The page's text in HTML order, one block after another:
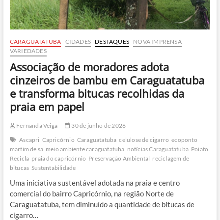
CARAGUATATUBA CIDADES DESTAQUES
NOVA IMPRENSA
VARIEDADES
Associação de moradores adota
cinzeiros de bambu em Caraguatatuba
e transforma bitucas recolhidas da
praia em papel
Fernanda Veiga
30 de junho de 2026
Ascapri Capricórnio Caraguatatuba celulose de cigarro ecoponto
martim de sa meio ambiente caraguatatuba notícias Caraguatatuba Poiato
Recicla praia do capricórnio Preservação Ambiental reciclagem de
bitucas Sustentabilidade
Uma iniciativa sustentável adotada na praia e centro
comercial do bairro Capricórnio, na região Norte de
Caraguatatuba, tem diminuído a quantidade de bitucas de
cigarro…